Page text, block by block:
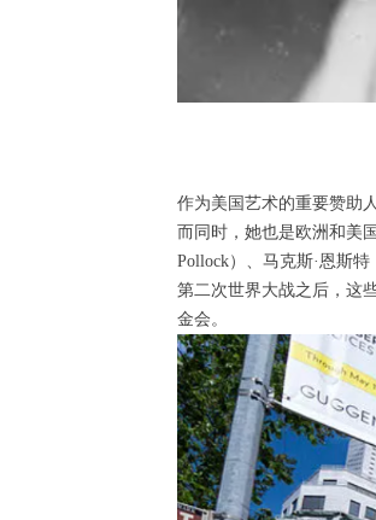
作为美国艺术的重要赞助
而同时，她也是欧洲和美
Pollock）、马克斯·恩斯
第二次世界大战之后，这
金会。